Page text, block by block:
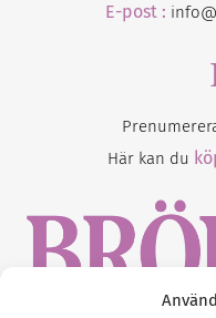
E-post :
Här kan du